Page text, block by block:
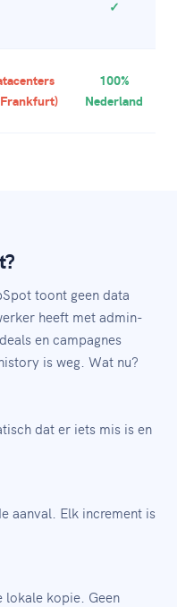
✓
100%
Nederland
toont geen data
heeft met admin-
en campagnes
is weg. Wat nu?
dat er iets mis is en
aanval. Elk increment is
lokale kopie. Geen